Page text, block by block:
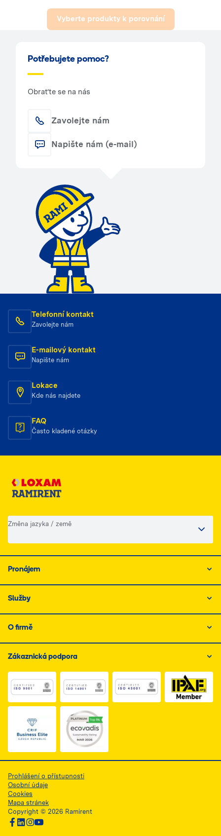
Vyberte produkty k porovnání
Potřebujete pomoc?
Obraťte se na nás
Zavolejte nám
Napište nám (e-mail)
Telefonní kontakt
Zavolejte nám
E-mailový kontakt
Napište nám
Lokace
Kde nás najdete
FAQ
Často kladené otázky
Změna jazyka / země
Pronájem
Služby
O firmě
Zákaznická podpora
Link do dokumentu PDF z certyfikatem ISO 1, otwiera
Link do dokumentu PDF z certyfikatem
Link do dokumentu
Link do dokumentu PDF z certyfikatem Business
Prohlášení o přístupnosti
Osobní údaje
Cookies
Mapa stránek
Copyright © 2026 Ramirent